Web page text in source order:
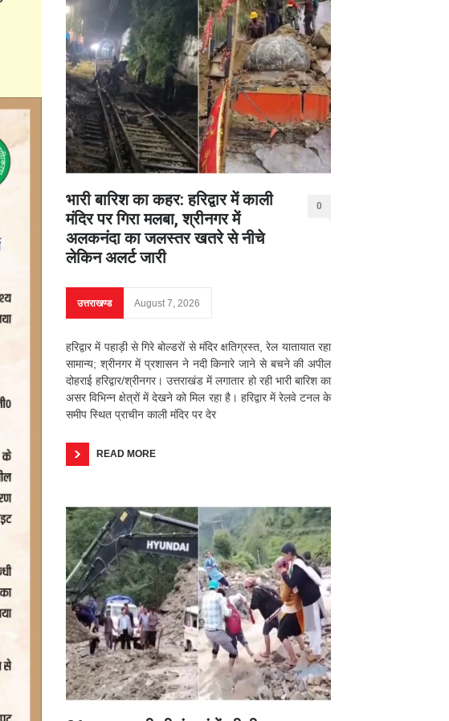
भारी बारिश का कहर: हरिद्वार में काली
मंदिर पर गिरा मलबा, श्रीनगर में
अलकनंदा का जलस्तर खतरे से नीचे
लेकिन अलर्ट जारी
0
उत्तराखण्ड August 7, 2026
हरिद्वार में पहाड़ी से गिरे बोल्डरों से मंदिर क्षतिग्रस्त, रेल यातायात रहा
सामान्य; श्रीनगर में प्रशासन ने नदी किनारे जाने से बचने की अपील
दोहराई हरिद्वार/श्रीनगर। उत्तराखंड में लगातार हो रही भारी बारिश का
असर विभिन्न क्षेत्रों में देखने को मिल रहा है। हरिद्वार में रेलवे टनल के
समीप स्थित प्राचीन काली मंदिर पर देर
READ MORE